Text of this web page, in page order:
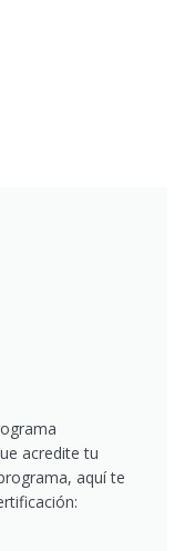
acredite tu
aquí te